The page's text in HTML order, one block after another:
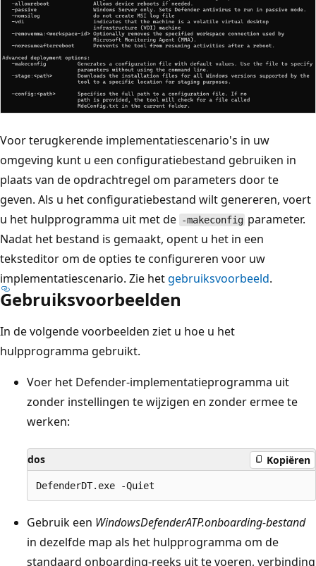
Voor terugkerende implementatiescenario's in uw
omgeving kunt u een configuratiebestand gebruiken in
plaats van de opdrachtregel om parameters door te
geven. Als u het configuratiebestand wilt genereren, voert
u het hulpprogramma uit met de -makeconfig parameter.
Nadat het bestand is gemaakt, opent u het in een
teksteditor om de opties te configureren voor uw
implementatiescenario. Zie hetgebruiksvoorbeeld.
Gebruiksvoorbeelden
In de volgende voorbeelden ziet u hoe u het
hulpprogramma gebruikt.
Voer het Defender-implementatieprogramma uit
zonder instellingen te wijzigen en zonder ermee te
werken:
dos Kopiëren
Gebruik een WindowsDefenderATP.onboarding-bestand
in dezelfde map als het hulpprogramma om de
standaard onboarding-reeks uit te voeren, verbinding